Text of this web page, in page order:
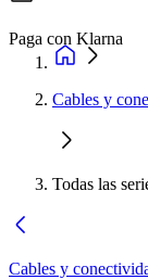
Paga con Klarna
Cables y
Todas las
Cables y